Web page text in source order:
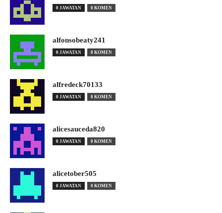
0 JAWATAN 0 KOMEN
alfonsobeaty241
0 JAWATAN 0 KOMEN
alfredeck70133
0 JAWATAN 0 KOMEN
alicesauceda820
0 JAWATAN 0 KOMEN
alicetober505
0 JAWATAN 0 KOMEN